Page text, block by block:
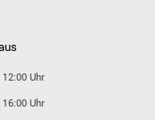
Uhr
Uhr